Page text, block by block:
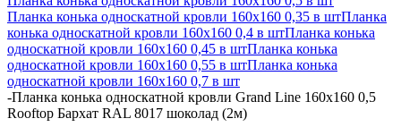
Планка конька односкатной кровли 160х160 0,35 в штПланка
конька односкатной кровли 160х160 0,4 в штПланка конька
односкатной кровли 160х160 0,45 в штПланка конька
односкатной кровли 160х160 0,55 в штПланка конька
односкатной кровли 160х160 0,7 в шт
-Планка конька односкатной кровли Grand Line 160x160 0,5
Rooftop Бархат RAL 8017 шоколад (2м)